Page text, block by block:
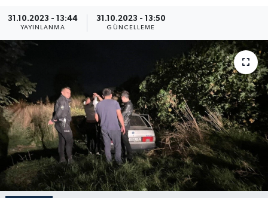
31.10.2023 - 13:44
YAYINLANMA
31.10.2023 - 13:50
GÜNCELLEME